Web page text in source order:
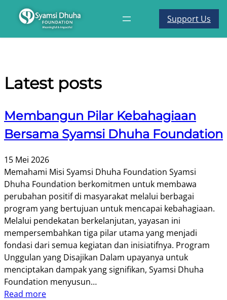
Support Us
Latest posts
Membangun Pilar Kebahagiaan
Bersama Syamsi Dhuha Foundation
15 Mei 2026
Memahami Misi Syamsi Dhuha Foundation Syamsi
Dhuha Foundation berkomitmen untuk membawa
perubahan positif di masyarakat melalui berbagai
program yang bertujuan untuk mencapai kebahagiaan.
Melalui pendekatan berkelanjutan, yayasan ini
mempersembahkan tiga pilar utama yang menjadi
fondasi dari semua kegiatan dan inisiatifnya. Program
Unggulan yang Disajikan Dalam upayanya untuk
menciptakan dampak yang signifikan, Syamsi Dhuha
Foundation menyusun…
Read more